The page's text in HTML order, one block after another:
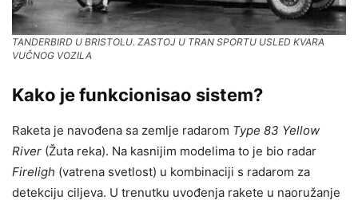
TANDERBIRD U BRISTOLU. ZASTOJ U TRAN SPORTU USLED KVARA
VUČNOG VOZILA
Kako je funkcionisao sistem?
Raketa je navođena sa zemlje radarom Type 83 Yellow
River (Žuta reka). Na kasnijim modelima to je bio radar
Fireligh (vatrena svetlost) u kombinaciji s radarom za
detekciju ciljeva. U trenutku uvođenja rakete u naoružanje